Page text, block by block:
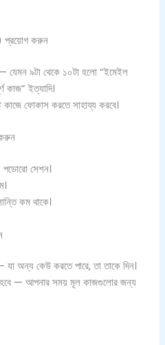
করুন
— যেমন ৯টা থেকে ১০টা হলো “ইমেইল
কাজ” ইত্যাদি।
কাজে ফোকাস করতে সাহায্য করবে।
পডোরো সেশন।
কম থাকে।
যা অন্য কেউ করতে পারে, তা তাকে দিন।
হবে — আপনার সময় মূল কাজগুলোর জন্য